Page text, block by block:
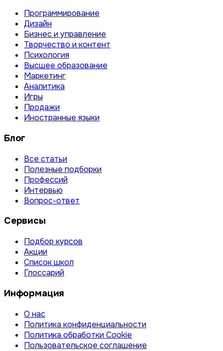
Программирование
Дизайн
Бизнес и управление
Творчество и контент
Психология
Высшее образование
Маркетинг
Аналитика
Игры
Продажи
Иностранные языки
Блог
Все статьи
Полезные подборки
Профессий
Интервью
Вопрос-ответ
Сервисы
Подбор курсов
Акции
Список школ
Глоссарий
Информация
О нас
Политика конфиденциальности
Политика обработки Cookie
Пользовательское соглашение